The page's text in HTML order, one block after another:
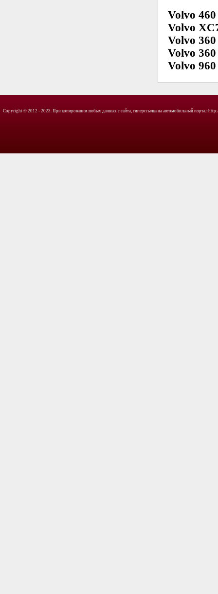
Volvo
Volvo
Volvo
Volvo
Volvo
Copyright © 2012 - 2023. При копировании любых данных с сайта, гиперссылка на автомобильный портал